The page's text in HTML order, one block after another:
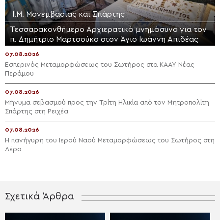
Ι.Μ. Μονεμβασίας και Σπάρτης
Τεσσαρακονθήμερο Αρχιερατικό μνημόσυνο για τον
π. Δημήτριο Μαρτσούκο στον Άγιο Ιωάννη Απιδέας
07.08.2026
Εσπερινός Μεταμορφώσεως του Σωτήρος στα ΚΑΑΥ Νέας
Περάμου
07.08.2026
Μήνυμα σεβασμού προς την Τρίτη Ηλικία από τον Μητροπολίτη
Σπάρτης στη Ρειχέα
07.08.2026
Η πανήγυρη του Ιερού Ναού Μεταμορφώσεως του Σωτήρος στη
Λέρο
Σχετικά Άρθρα